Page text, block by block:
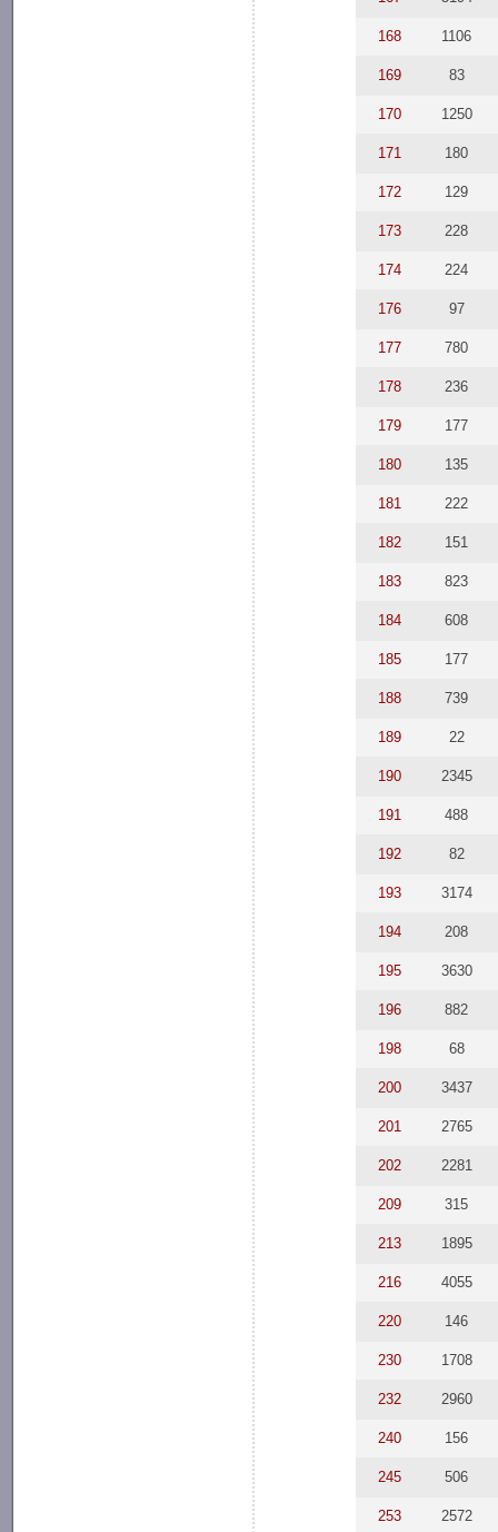
168 1106
169 83
170 1250
171 180
172 129
173 228
174 224
176 97
177 780
178 236
179 177
180 135
181 222
182 151
183 823
184 608
185 177
188 739
189 22
190 2345
191 488
192 82
193 3174
194 208
195 3630
196 882
198 68
200 3437
201 2765
202 2281
209 315
213 1895
216 4055
220 146
230 1708
232 2960
240 156
245 506
253 2572